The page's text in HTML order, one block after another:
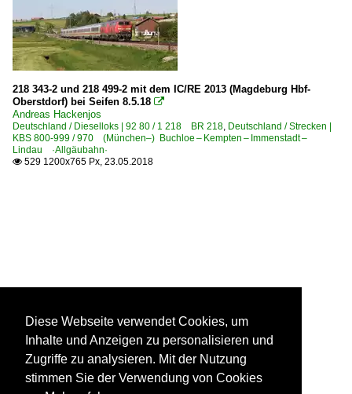
218 343-2 und 218 499-2 mit dem IC/RE 2013 (Magdeburg Hbf-
Oberstdorf) bei Seifen 8.5.18 
Andreas Hackenjos
Deutschland / Dieselloks | 92 80 / 1 218 BR 218 Deutschland / Strecken |
KBS 800-999 / 970 (München–) Buchloe – Kempten – Immenstadt –
Lindau ·Allgäubahn·
 529 1200x765 Px, 23.05.2018
Diese Webseite verwendet Cookies, um
Inhalte und Anzeigen zu personalisieren und
Zugriffe zu analysieren. Mit der Nutzung
stimmen Sie der Verwendung von Cookies